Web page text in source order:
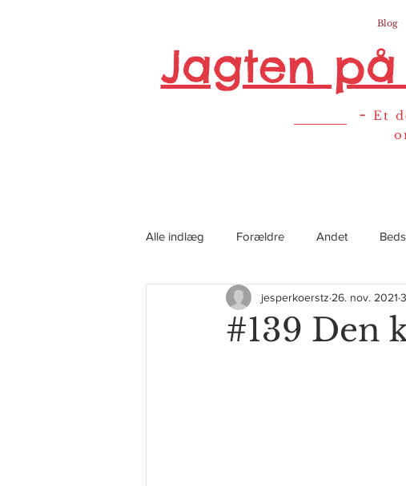
Jagten
Blog
- Et
Alle indlæg Forældre Andet
#139 Den
jesperkoerstz 26. nov. 2021